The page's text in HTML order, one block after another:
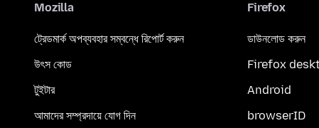
Mozilla
ট্রেডমার্ক অপব্যবহার সম্বন্ধে রিপোর্ট করুন
উৎস কোড
টুইটার
আমাদের সম্প্রদায়ে যোগ দিন
Firefox
ডাউনলোড করুন
Firefox
Android
browserID